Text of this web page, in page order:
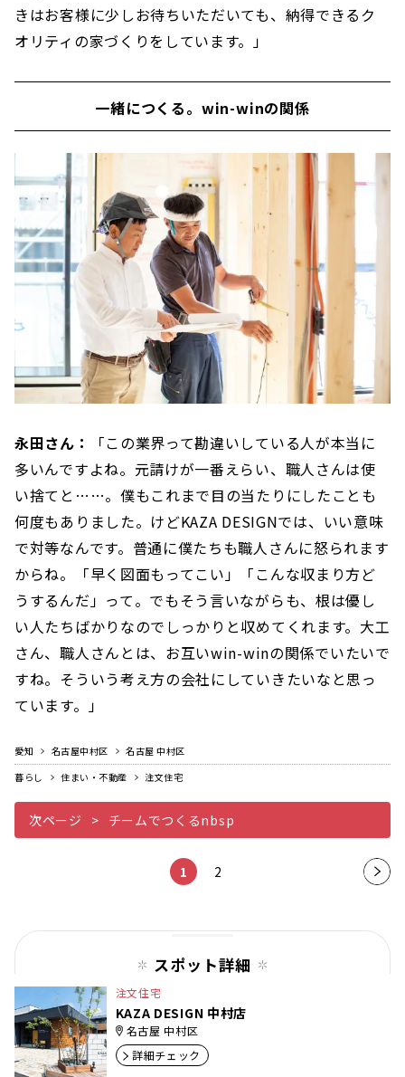
きはお客様に少しお待ちいただいても、納得できるク
オリティの家づくりをしています。」
一緒につくる。win-winの関係
永田さん：
「この業界って勘違いしている人が本当に
多いんですよね。元請けが一番えらい、職人さんは使
い捨てと……。僕もこれまで目の当たりにしたことも
何度もありました。けどKAZA DESIGNでは、いい意味
で対等なんです。普通に僕たちも職人さんに怒られます
からね。「早く図面もってこい」「こんな収まり方ど
うするんだ」って。でもそう言いながらも、根は優し
い人たちばかりなのでしっかりと収めてくれます。大工
さん、職人さんとは、お互いwin-winの関係でいたいで
すね。そういう考え方の会社にしていきたいなと思っ
ています。」
愛知 名古屋中村区
名古屋 中村区
暮らし
住まい・不動産 注文住宅
次ページ チームでつくるnbsp
1 2
次の
スポット詳細
注文住宅
KAZA DESIGN 中村店
名古屋 中村区
詳細チェック